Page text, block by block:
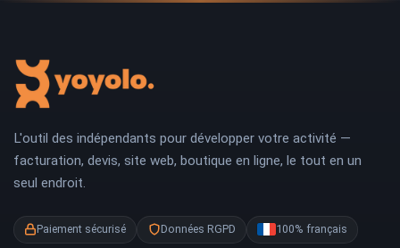
L'outil des indépendants pour développer votre activité —
facturation, devis, site web, boutique en ligne, le tout en un
seul endroit.
Paiement sécurisé Données RGPD 100% français